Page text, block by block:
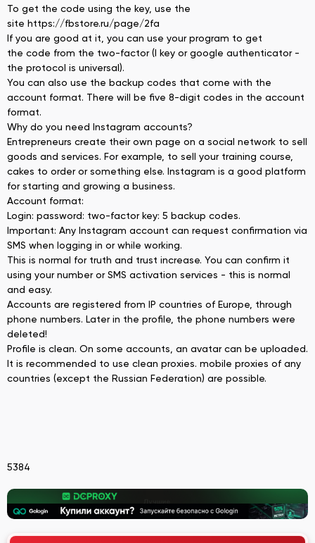
To get the code using the key, use the
site https://fbstore.ru/page/2fa
If you are good at it, you can use your program to get
the code from the two-factor (I key or google authenticator -
the protocol is universal).
You can also use the backup codes that come with the
account format. There will be five 8-digit codes in the account
format.
Why do you need Instagram accounts?
Entrepreneurs create their own page on a social network to sell
goods and services. For example, to sell your training course,
cakes to order or something else. Instagram is a good platform
for starting and growing a business.
Account format:
Login: password: two-factor key: 5 backup codes.
Important: Any Instagram account can request confirmation via
SMS when logging in or while working.
This is normal for truth and trust increase. You can confirm it
using your number or SMS activation services - this is normal
and easy.
Accounts are registered from IP countries of Europe, through
phone numbers. Later in the profile, the phone numbers were
deleted!
Profile is clean. On some accounts, an avatar can be uploaded.
It is recommended to use clean proxies. mobile proxies of any
countries (except the Russian Federation) are possible.
5384